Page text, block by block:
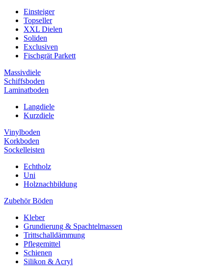
Einsteiger
Topseller
XXL Dielen
Soliden
Exclusiven
Fischgrät Parkett
Massivdiele
Schiffsboden
Laminatboden
Langdiele
Kurzdiele
Vinylboden
Korkboden
Sockelleisten
Echtholz
Uni
Holznachbildung
Zubehör Böden
Kleber
Grundierung & Spachtelmassen
Trittschalldämmung
Pflegemittel
Schienen
Silikon & Acryl